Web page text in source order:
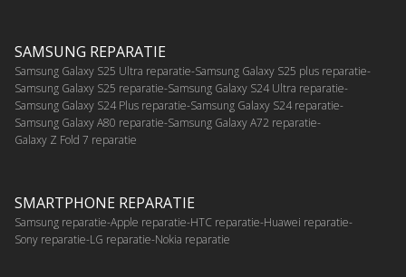
SAMSUNG REPARATIE
Samsung Galaxy S25 Ultra reparatie Samsung Galaxy S25 plus reparatie
Samsung Galaxy S25 reparatie Samsung Galaxy S24 Ultra reparatie
Samsung Galaxy S24 Plus reparatie Samsung Galaxy S24 reparatie
Samsung Galaxy A80 reparatie Samsung Galaxy A72 reparatie
Galaxy Z Fold 7 reparatie
SMARTPHONE REPARATIE
Samsung reparatie Apple reparatie HTC reparatie Huawei reparatie
Sony reparatie LG reparatie Nokia reparatie